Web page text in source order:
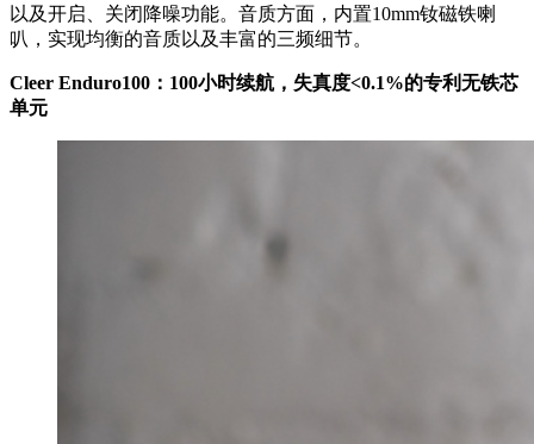
以及开启、关闭降噪功能。音质方面，内置10mm钕磁铁喇
叭，实现均衡的音质以及丰富的三频细节。
Cleer Enduro100：100小时续航，失真度<0.1%的专利无铁芯
单元